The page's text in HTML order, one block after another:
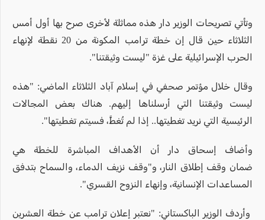
وتأتي تصريحات الوزير دار هذه مماثلة لأخرى صرح بها أول أمس
الثلاثاء حين قال إن خطة ترامب المكونة من 20 نقطة لإنهاء
الحرب الإسرائيلية على غزة "ليست وثيقتنا".
وقال خلال مؤتمر صحفي في إسلام آباد الثلاثاء الماضي: "هذه
ليست وثيقتنا التي أرسلناها إليهم. هناك بعض المجالات
الرئيسية التي نريد تغطيتها.. إذا لم تُغطَّ، فسيتم تغطيتها".
وأضاف إسحاق دار أن الأهداف المباشرة للخطة هي
ضمان وقف إطلاق النار، و"وقف نزيف الدماء، والسماح بتدفق
المساعدات الإنسانية، وإنهاء النزوح القسري".
وأردف الوزير الباكستاني: "نعتبر إعلان ترامب عن خطة العشرين